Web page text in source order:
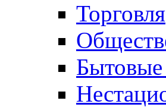
Торговля
Бытовые